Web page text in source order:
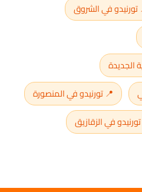
تورنيدو في الشروق
الجديدة
📍 تورنيدو في المنصورة
في الزقازيق